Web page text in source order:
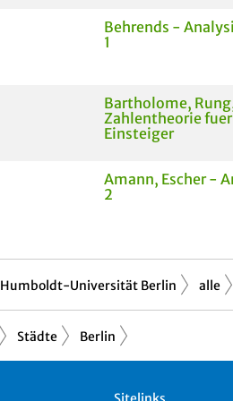
Behrends -
1
Bartholome,
Zahlentheorie fuer
Einsteiger
Amann, Escher -
2
Humboldt-Universität Berlin alle
Städte Berlin